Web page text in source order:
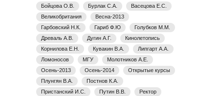
Бойцова О.В. Бурлак С.А.
Васецова Е.С.
Великобритания
Весна-2013
Гарбовский Н.К.
Гариб Ф.Ю
Голубков М.М.
Древаль А.В.
Дугин А.Г.
Кинолетопись
Корнилова Е.Н.
Кувакин В.А.
Липгарт А.А.
Ломоносов
МГУ
Молотников А.Е.
Осень-2013
Осень-2014
Открытые курсы
Плунгян В.А.
Постнов К.А.
Пристанский И.С.
Путин В.В.
Ректор